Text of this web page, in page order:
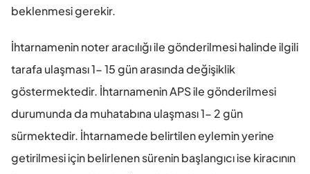
beklenmesi gerekir.
İhtarnamenin noter aracılığı ile gönderilmesi halinde ilgili
tarafa ulaşması 1- 15 gün arasında değişiklik
göstermektedir. İhtarnamenin APS ile gönderilmesi
durumunda da muhatabına ulaşması 1- 2 gün
sürmektedir. İhtarnamede belirtilen eylemin yerine
getirilmesi için belirlenen sürenin başlangıcı ise kiracının